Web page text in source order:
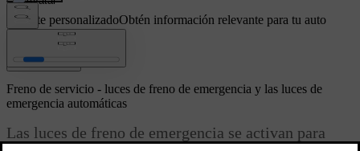
Soporte personalizadoObtén información relevante para tu auto
específico.
Iniciar sesión
Freno de servicio - luces de freno de emergencia y las luces de
emergencia automáticas
Las luces de freno de emergencia se activan para